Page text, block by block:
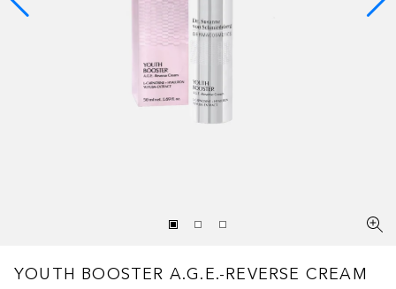
YOUTH BOOSTER A.G.E.-REVERSE CREAM